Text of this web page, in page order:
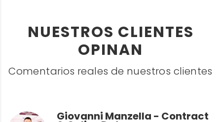
NUESTROS CLIENTES
OPINAN
Comentarios reales de nuestros clientes
Giovanni Manzella - Contract